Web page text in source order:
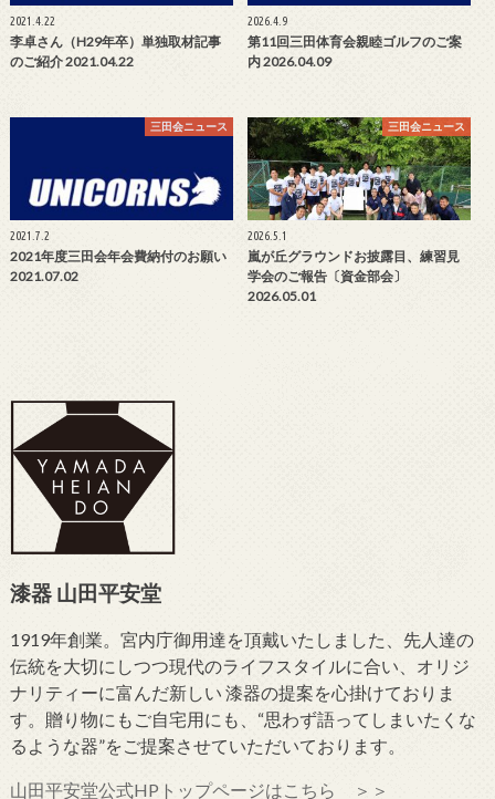
2021.4.22
李卓さん（H29年卒）単独取材記事
のご紹介 2021.04.22
2026.4.9
第11回三田体育会親睦ゴルフのご案
内 2026.04.09
三田会ニュース
2021.7.2
2021年度三田会年会費納付のお願い
2021.07.02
三田会ニュース
2026.5.1
嵐が丘グラウンドお披露目、練習見
学会のご報告〔資金部会〕
2026.05.01
漆器 山田平安堂
1919年創業。宮内庁御用達を頂戴いたしました、先人達の
伝統を大切にしつつ現代のライフスタイルに合い、オリジ
ナリティーに富んだ新しい 漆器の提案を心掛けておりま
す。贈り物にもご自宅用にも、“思わず語ってしまいたくな
るような器”をご提案させていただいております。
山田平安堂公式HPトップページはこちら ＞＞